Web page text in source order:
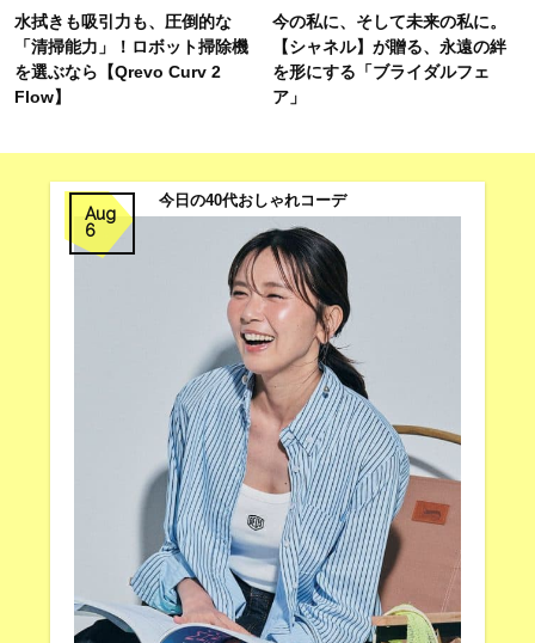
水拭きも吸引力も、圧倒的な
「清掃能力」！ロボット掃除機
を選ぶなら【Qrevo Curv 2
Flow】
今の私に、そして未来の私に。
【シャネル】が贈る、永遠の絆
を形にする「ブライダルフェ
ア」
Aug
6
今日の40代おしゃれコーデ